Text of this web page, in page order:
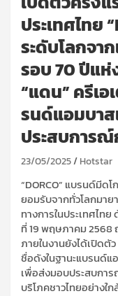
ประเทศไทย
ระดับโลกจา
รอบ 70 ปีแ
“แดน” ครีเ
รนด์แอมบา
ประสบการ
23/05/2025 Hotstar
“DORCO” แบรนด์มีด
ยอมรับจากทั่วโลกมาย
ทางการในประเทศไท
ที่ 19 พฤษภาคม 2568
ภายในงานยังได้เปิดตั
ชื่อดังในฐานะแบรนด์แ
เพื่อส่งมอบประสบกา
บริโภคชาวไทยอย่างใ